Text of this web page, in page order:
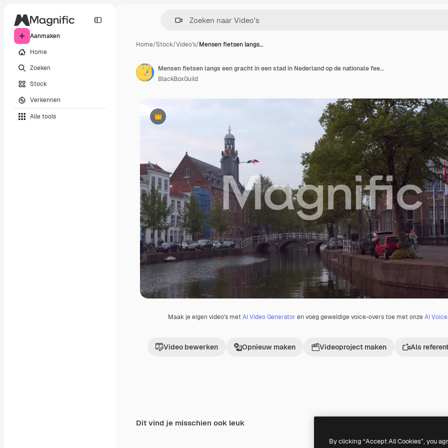
Aanmaken
Home
Zoeken
Stock
Verkennen
Alle tools
Home/Stock/Video's/Mensen fietsen langs…
Premium
Maak je eigen video's metAI Video Generator en voeg geweldige voice-overs toe met onzeAI
Video bewerken Opnieuw maken Videoproject maken Als
Mensen fietsen langs een gracht in een stad in Nederland op de nationale feestdag Koningsdag tijdens de coronapandemie, met Nederlandse vlaggen op de achtergrond.
BlackBoxGuild
Dit vind je misschien ook leuk
By clicking “Accept All Cookies”, you